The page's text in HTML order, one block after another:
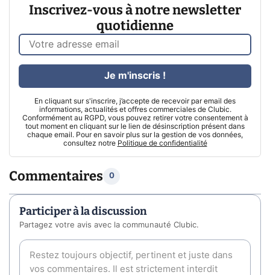
Inscrivez-vous à notre newsletter
quotidienne
En cliquant sur s'inscrire, j’accepte de recevoir par email des
informations, actualités et offres commerciales de Clubic.
Conformément au RGPD, vous pouvez retirer votre consentement à
tout moment en cliquant sur le lien de désinscription présent dans
chaque email. Pour en savoir plus sur la gestion de vos données,
consultez notre Politique de confidentialité
Je m'inscris !
Commentaires 0
Participer à la discussion
Partagez votre avis avec la communauté Clubic.